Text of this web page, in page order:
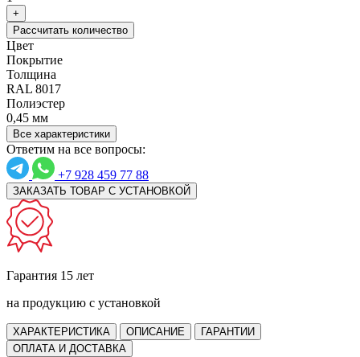
+
Рассчитать количество
Цвет
Покрытие
Толщина
RAL 8017
Полиэстер
0,45 мм
Все характеристики
Ответим на все вопросы:
+7 928 459 77 88
ЗАКАЗАТЬ ТОВАР С УСТАНОВКОЙ
Гарантия 15 лет
на продукцию с установкой
ХАРАКТЕРИСТИКА ОПИСАНИЕ
ГАРАНТИИ
ОПЛАТА И ДОСТАВКА